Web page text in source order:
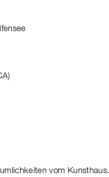
vom Kunsthaus.